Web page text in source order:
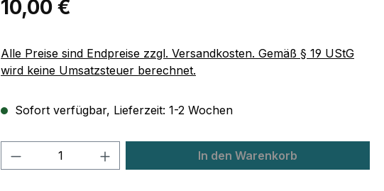
10,00 €
Alle Preise sind Endpreise zzgl. Versandkosten. Gemäß § 19 UStG
wird keine Umsatzsteuer berechnet.
Sofort verfügbar, Lieferzeit: 1-2 Wochen
Produkt Anzahl: Gib den gewünschten Wert
In den Warenkorb